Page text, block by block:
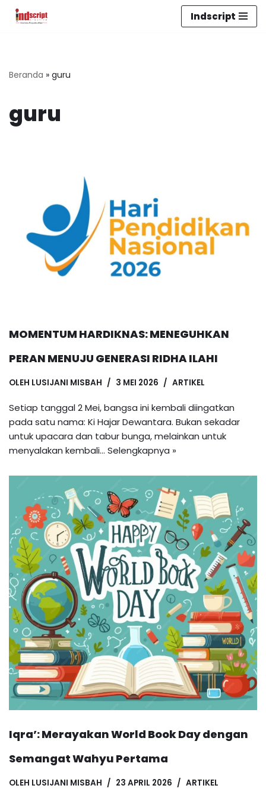
Indscript
Beranda » guru
guru
MOMENTUM HARDIKNAS: MENEGUHKAN
PERAN MENUJU GENERASI RIDHA ILAHI
OLEH LUSIJANI MISBAH 3 MEI 2026 ARTIKEL
Setiap tanggal 2 Mei, bangsa ini kembali diingatkan
pada satu nama: Ki Hajar Dewantara. Bukan sekadar
untuk upacara dan tabur bunga, melainkan untuk
menyalakan kembali… Selengkapnya »
Iqra’: Merayakan World Book Day dengan
Semangat Wahyu Pertama
OLEH LUSIJANI MISBAH 23 APRIL 2026 ARTIKEL